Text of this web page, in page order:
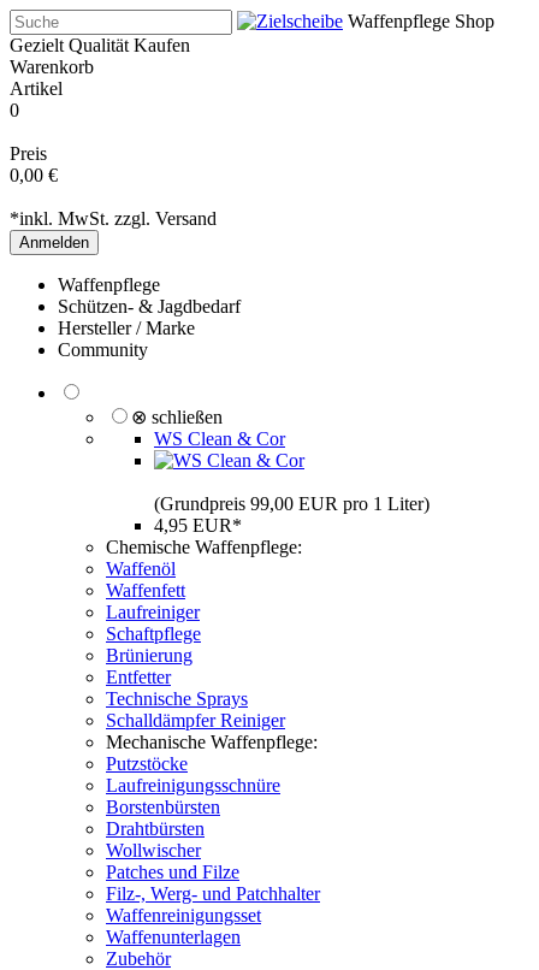
Waffenpflege Shop
Gezielt Qualität Kaufen
Warenkorb
Artikel
0
Preis
0,00 €
*inkl. MwSt. zzgl. Versand
Anmelden
Waffenpflege
Schützen- & Jagdbedarf
Hersteller / Marke
Community
⊗ schließen
WS Clean & Cor
(Grundpreis 99,00 EUR pro 1 Liter)
4,95 EUR*
Chemische Waffenpflege:
Waffenöl
Waffenfett
Laufreiniger
Schaftpflege
Brünierung
Entfetter
Technische Sprays
Schalldämpfer Reiniger
Mechanische Waffenpflege:
Putzstöcke
Laufreinigungsschnüre
Borstenbürsten
Drahtbürsten
Wollwischer
Patches und Filze
Filz-, Werg- und Patchhalter
Waffenreinigungsset
Waffenunterlagen
Zubehör